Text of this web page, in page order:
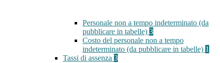
Personale non a tempo indeterminato (da
pubblicare in tabelle) 3
Costo del personale non a tempo
indeterminato (da pubblicare in tabelle) 1
Tassi di assenza 3